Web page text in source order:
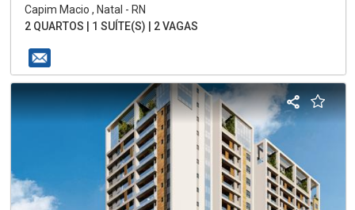
Capim Macio , Natal - RN
2 QUARTOS | 1 SUÍTE(S) | 2 VAGAS